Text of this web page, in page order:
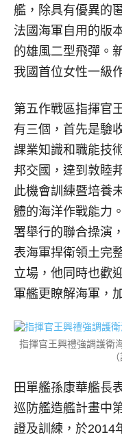
艦，除具有優異的
法國海軍自用的版
的雄風二型飛彈。
我國首位女性一級
第五作戰區指揮官
有三個，首先是驗
課業知識和職能技
邦交國，達到敦睦
此機會訓練暨培養
體的海洋作戰能力
署舉行的聯合操演
表海軍捍衛領土完
立場，他同時也歡
軍艦更瞭解海軍，
指揮官王興禮強調護衛
田單艦孫康華艦長
巡防艦造艦計畫中
證及訓練，於2014